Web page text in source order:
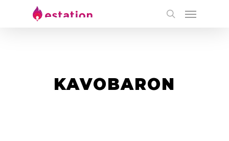
KAVOBARON